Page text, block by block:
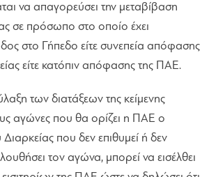
να απαγορεύσει την μεταβίβαση
σε πρόσωπο στο οποίο έχει
στο Γήπεδο είτε συνεπεία απόφασης
είτε κατόπιν απόφασης της ΠΑΕ.
των διατάξεων της κείμενης
αγώνες που θα ορίζει η ΠΑΕ ο
Διαρκείας που δεν επιθυμεί ή δεν
τον αγώνα, μπορεί να εισέλθει